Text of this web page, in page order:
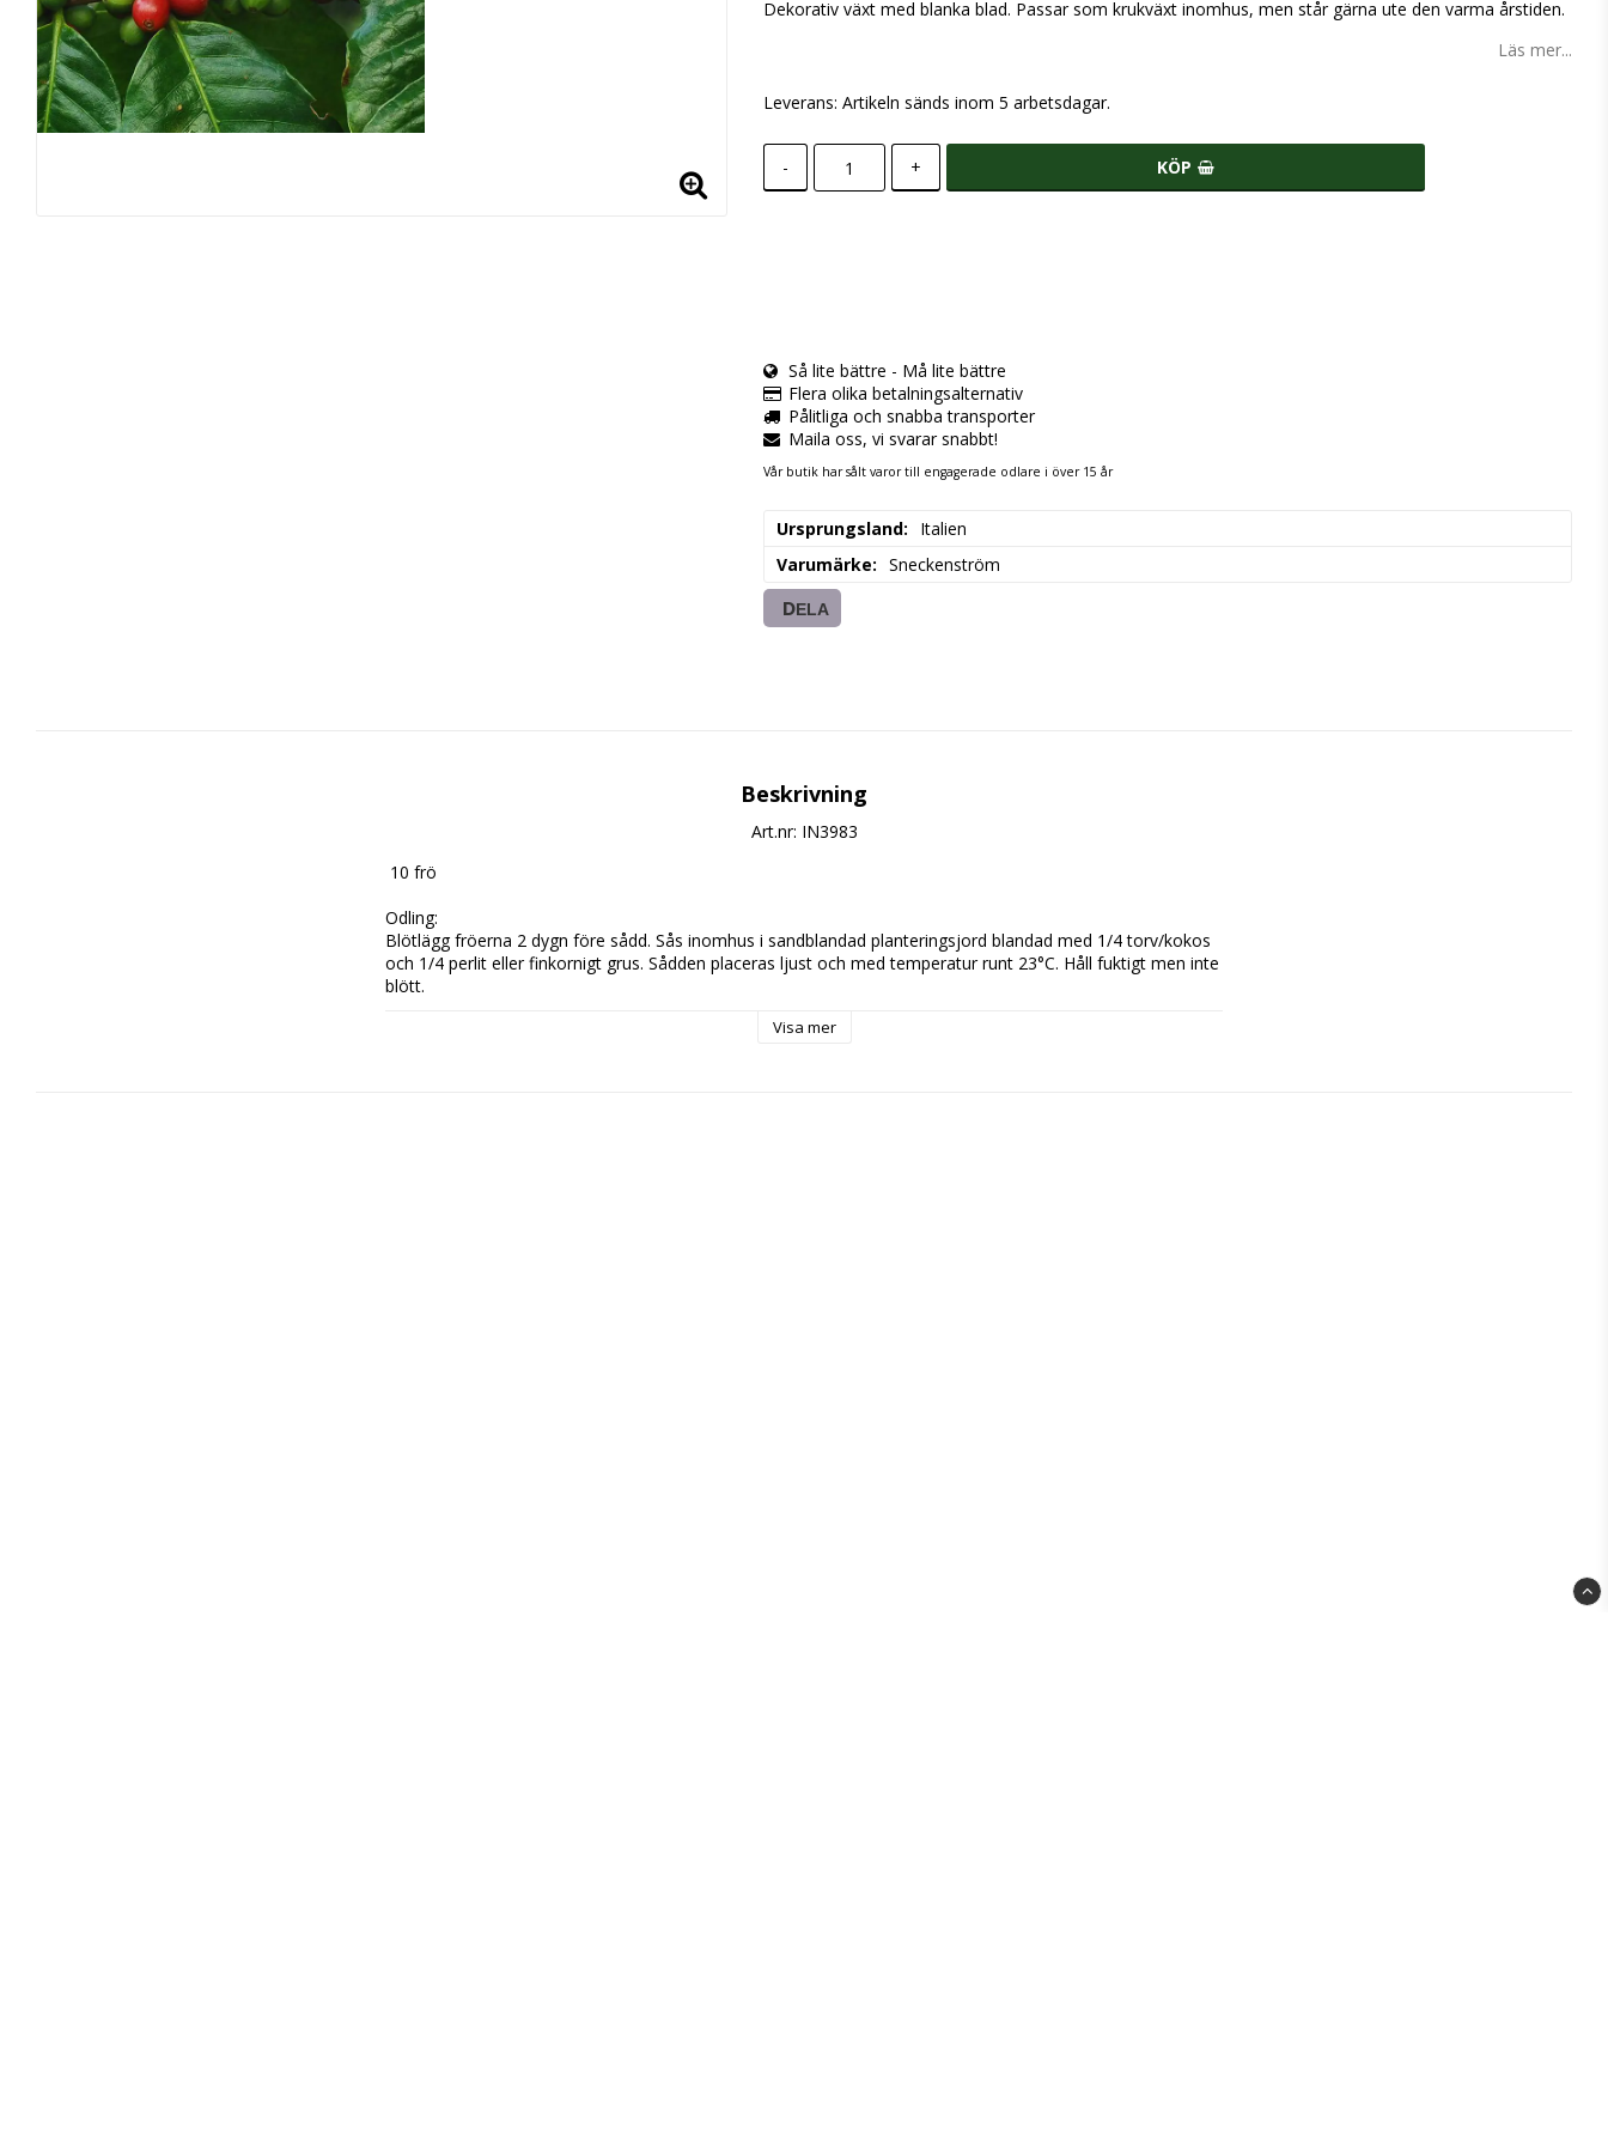
Dekorativ växt med blanka blad. Passar som krukväxt inomhus, men står gärna ute den varma årstiden.
Läs mer...
Leverans: Artikeln sänds inom 5 arbetsdagar.
- + KÖP
Så lite bättre - Må lite bättre
Flera olika betalningsalternativ
Pålitliga och snabba transporter
Maila oss, vi svarar snabbt!
Vår butik har sålt varor till engagerade odlare i över 15 år
Ursprungsland
Italien
Varumärke
Sneckenström
DELA
Beskrivning
Art.nr: IN3983
Odling:
Blötlägg fröerna 2 dygn före sådd. Sås inomhus i sandblandad planteringsjord blandad med 1/4 torv/kokos
och 1/4 perlit eller finkornigt grus. Sådden placeras ljust och med temperatur runt 23°C. Håll fuktigt men inte
blött.
Visa mer